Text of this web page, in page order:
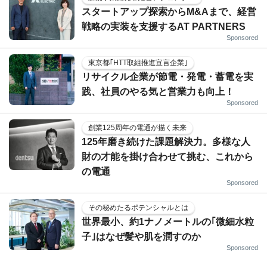
スタートアップ探索からM&Aまで、経営
戦略の実装を支援するAT PARTNERS
Sponsored
東京都｢HTT取組推進宣言企業｣
リサイクル企業が節電・発電・蓄電を実
践、社員のやる気と営業力も向上！
Sponsored
創業125周年の電通が描く未来
125年磨き続けた課題解決力。多様な人
財の才能を掛け合わせて挑む、これから
の電通
Sponsored
その秘めたるポテンシャルとは
世界最小、約1ナノメートルの｢微細水粒
子｣はなぜ髪や肌を潤すのか
Sponsored